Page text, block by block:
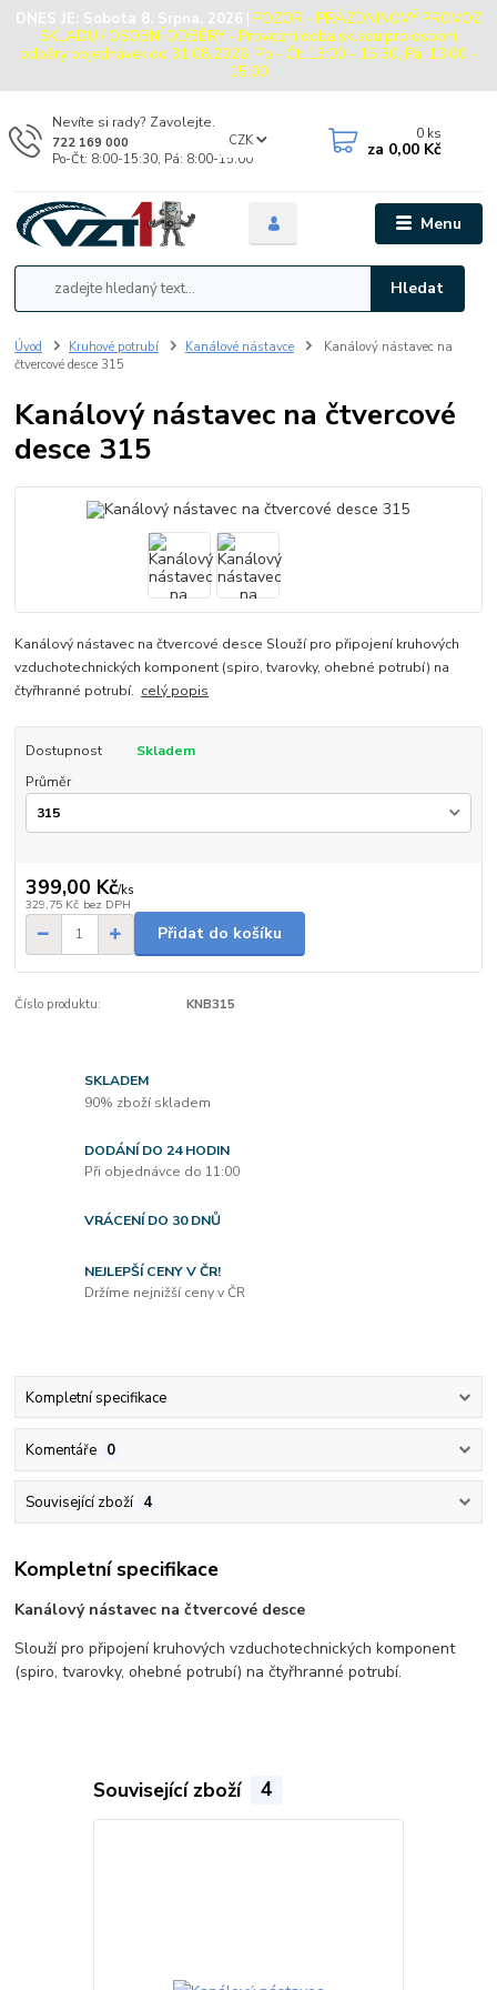
DNES JE: Sobota 8. Srpna, 2026 | POZOR - PRÁZDNINOVÝ PROVOZ
SKLADU / OSOBNÍ ODBĚRY - Provozní doba skladu pro osobní
odběry objednávek do 31.08.2026: Po - Čt: 13:00 - 15:30, Pá: 13:00 -
15:00
Menu
CZK
Hledat
Nevíte si rady? Zavolejte.
722 169 000
Po-Čt: 8:00-15:30, Pá: 8:00-15:00
0 ks
za 0,00 Kč
Úvod Kruhové potrubí Kanálové nástavce
Kanálový nástavec na
čtvercové desce 315
Kanálový nástavec na čtvercové
desce 315
Kanálový nástavec na čtvercové desce Slouží pro připojení kruhových
vzduchotechnických komponent (spiro, tvarovky, ohebné potrubí) na
čtyřhranné potrubí. celý popis
Dostupnost
Skladem
Průměr
399,00 Kč/ks
329,75 Kč bez DPH
Přidat do košíku
Číslo produktu: KNB315
SKLADEM
90% zboží skladem
DODÁNÍ DO 24 HODIN
Při objednávce do 11:00
VRÁCENÍ DO 30 DNŮ
NEJLEPŠÍ CENY V ČR!
Držíme nejnižší ceny v ČR
Kompletní specifikace
Komentáře 0
Související zboží 4
Kompletní specifikace
Kanálový nástavec na čtvercové desce
Slouží pro připojení kruhových vzduchotechnických komponent
(spiro, tvarovky, ohebné potrubí) na čtyřhranné potrubí.
Související zboží 4